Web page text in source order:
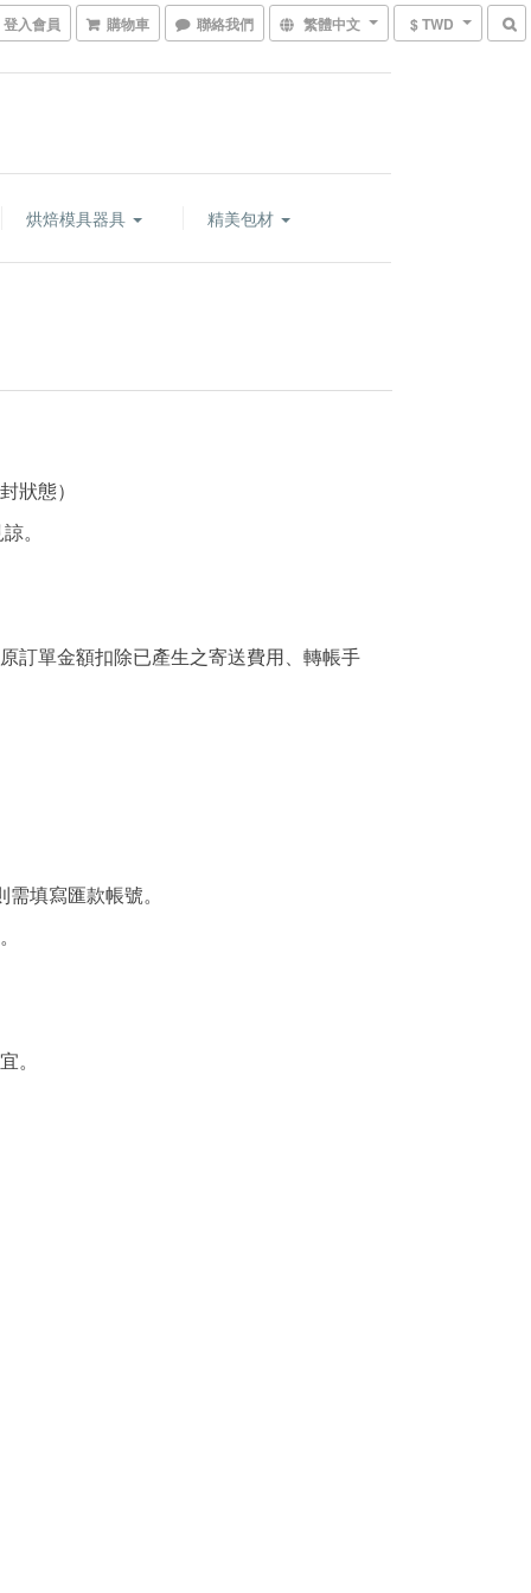
登入會員 購物車 聯絡我們 繁體中文 $ TWD
烘焙模具器具 精美包材
狀態）
諒。
訂單金額扣除已產生之寄送費用、轉帳手
填寫匯款帳號。
。